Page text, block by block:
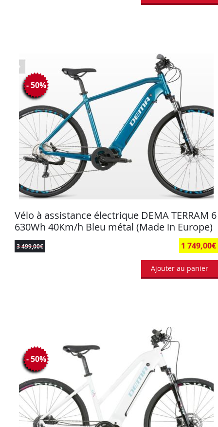
Vélo à assistance électrique DEMA TERRAM 6
630Wh 40Km/h Bleu métal (Made in Europe)
3 499,00€ 1 749,00€
- 50%
Ajouter au panier
- 50%